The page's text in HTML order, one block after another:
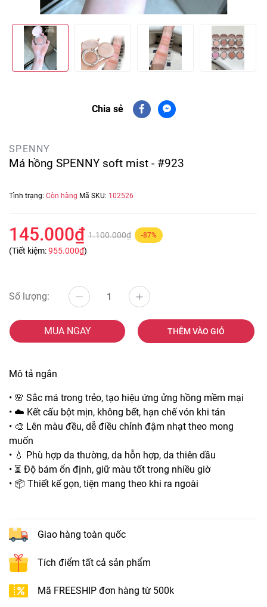
Chia sẻ
SPENNY
Má hồng SPENNY soft mist - #923
Tình trạng: Còn hàng Mã SKU: 102526
145.000₫ 1.100.000₫ -87%
(Tiết kiệm:955.000₫)
Số lượng:
MUA NGAY THÊM VÀO GIỎ
Mô tả ngắn
• 🌸 Sắc má trong trẻo, tạo hiệu ứng ửng hồng mềm mại
• ☁️ Kết cấu bột mịn, không bết, hạn chế vón khi tán
• 🎨 Lên màu đều, dễ điều chỉnh đậm nhạt theo mong
muốn
• 💧 Phù hợp da thường, da hỗn hợp, da thiên dầu
• ⏳ Độ bám ổn định, giữ màu tốt trong nhiều giờ
• 📦 Thiết kế gọn, tiện mang theo khi ra ngoài
Giao hàng toàn quốc
Tích điểm tất cả sản phẩm
Mã FREESHIP đơn hàng từ 500k